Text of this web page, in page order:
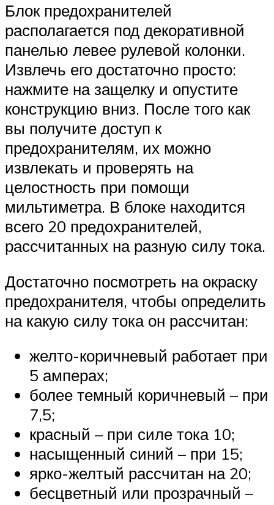
Блок предохранителей
располагается под декоративной
панелью левее рулевой колонки.
Извлечь его достаточно просто:
нажмите на защелку и опустите
конструкцию вниз. После того как
вы получите доступ к
предохранителям, их можно
извлекать и проверять на
целостность при помощи
мильтиметра. В блоке находится
всего 20 предохранителей,
рассчитанных на разную силу тока.
Достаточно посмотреть на окраску
предохранителя, чтобы определить
на какую силу тока он рассчитан:
желто-коричневый работает при
5 амперах;
более темный коричневый – при
7,5;
красный – при силе тока 10;
насыщенный синий – при 15;
ярко-желтый рассчитан на 20;
бесцветный или прозрачный –